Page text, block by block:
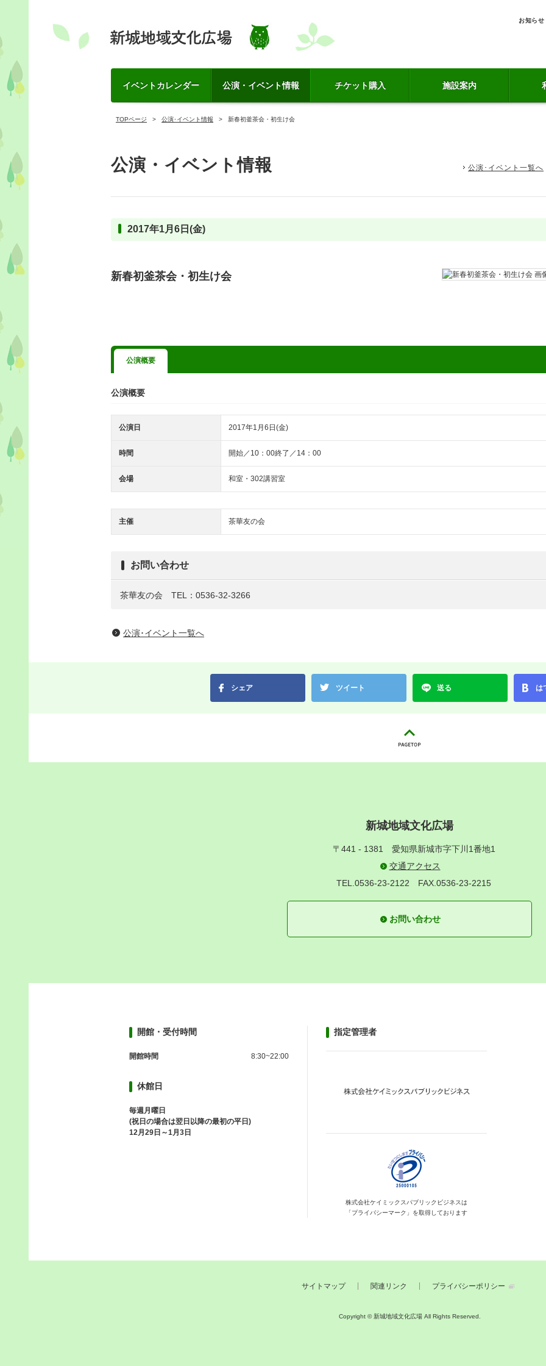
お知らせ
イベントカレンダー 公演・イベント情報 チケット購入 施設案内
TOPページ 公演･イベント情報 新春初釜茶会・初生け会
公演・イベント情報 公演･イベント一覧へ
2017年1月6日(金)
新春初釜茶会・初生け会
公演概要
公演概要
公演日 2017年1月6日(金)
時間 開始／10：00終了／14：00
会場 和室・302講習室
主催 茶華友の会
お問い合わせ
茶華友の会 TEL：0536-32-3266
公演･イベント一覧へ
シェア ツイート 送る は
新城地域文化広場
〒441 - 1381 愛知県新城市字下川1番地1
交通アクセス
TEL.0536-23-2122 FAX.0536-23-2215
お問い合わせ
開館・受付時間
開館時間 8:30~22:00
休館日
毎週月曜日
(祝日の場合は翌日以降の最初の平日)
12月29日～1月3日
指定管理者
株式会社ケイミックス パブリックビジネスは
「プライバシーマーク」を取得しております
サイトマップ 関連リンク プライバシーポリシー
Copyright © 新城地域文化広場All Rights Reserved.